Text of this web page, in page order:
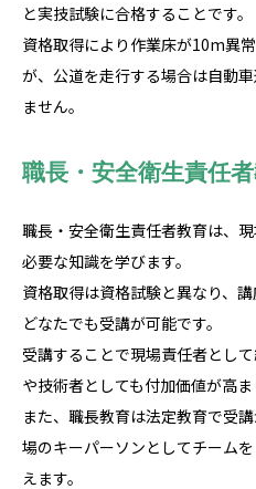
と実技試験に合格することです。
資格取得により作業床が10m異
が、公道を走行する場合は自動
ません。
職長・安全衛生責任
職長・安全衛生責任者教育は、
必要な知識を学びます。
資格取得は資格試験と異なり、
どなたでも受講が可能です。
受講することで現場責任者とし
や技術者としても付加価値が高ま
また、職長教育は法定教育で受
場のキーパーソンとしてチーム
えます。